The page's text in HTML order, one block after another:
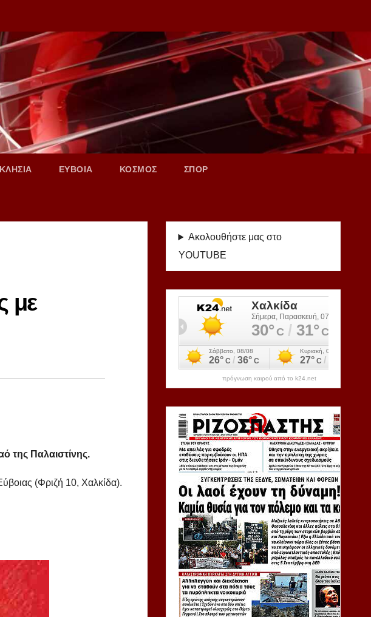
ΕΥΒΟΙΑ ΚΟΣΜΟΣ ΣΠΟΡ
με
της Παλαιστίνης.
(Φριζή 10, Χαλκίδα).
Ακολουθήστε μας στο
YOUTUBE
πρόγνωση καιρού από το k24.net